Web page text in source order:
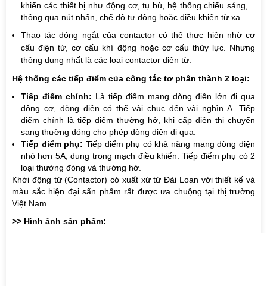
khiển các thiết bị như động cơ, tụ bù, hệ thống chiếu sáng,...
thông qua nút nhấn, chế độ tự động hoặc điều khiển từ xa.
Thao tác đóng ngắt của contactor có thể thực hiện nhờ cơ
cấu điện từ, cơ cấu khí động hoặc cơ cấu thủy lực. Nhưng
thông dụng nhất là các loại contactor điện từ.
Hệ thống các tiếp điểm của công tắc tơ phân thành 2 loại:
Tiếp điểm chính: Là tiếp điểm mang dòng điện lớn đi qua
động cơ, dòng điện có thể vài chục đến vài nghìn A. Tiếp
điểm chính là tiếp điểm thường hở, khi cấp điện thị chuyển
sang thường đóng cho phép dòng điện đi qua.
Tiếp điểm phụ: Tiếp điểm phụ có khả năng mang dòng điện
nhỏ hơn 5A, dung trong mạch điều khiển. Tiếp điểm phụ có 2
loại thường đóng và thường hở.
Khới động từ (Contactor) có xuất xứ từ Đài Loan với thiết kế và
màu sắc hiện đại sẩn phẩm rất được ưa chuộng tại thị trường
Việt Nam.
>> Hình ảnh sản phẩm: